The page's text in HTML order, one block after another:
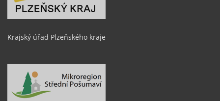
Krajský úřad Plzeňského kraje